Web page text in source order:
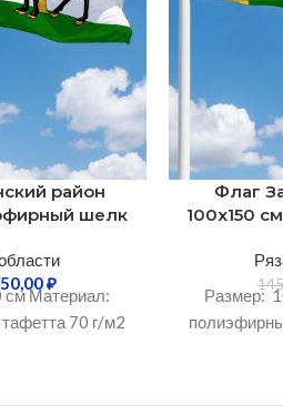
район
шелк
₽
Материал:
70 г/м2
Флаг
100х150
Размер: